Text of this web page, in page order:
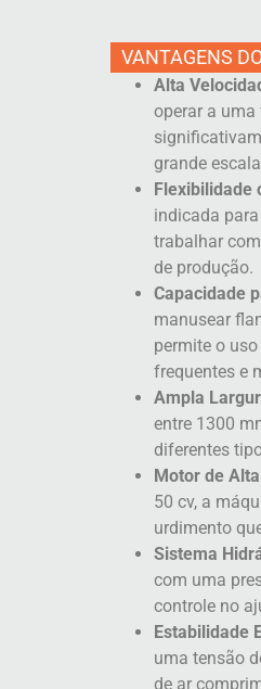
VANTAGENS
Alta
operar a
grande
Flexibilidade
indicada
trabalhar
de produção.
Capacidade
manusear
permite o
frequentes e
Ampla
entre 1300
diferentes
Motor de
50 cv, a
urdimento
Sistema
com uma
controle no
Estabilidade
uma tensão
de ar